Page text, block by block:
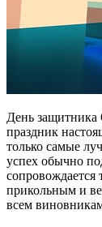
День защитника
праздник
только самые
успех обычно
прикольным и
всем